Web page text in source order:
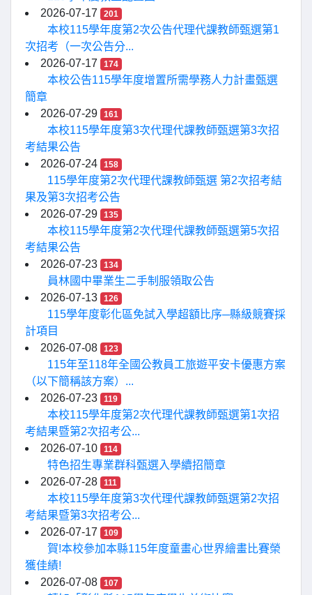
2026-07-17
201
本校115學年度第2次公告代理代課教師甄選第1
次招考（一次公告分...
2026-07-17
174
本校公告115學年度增置所需學務人力計畫甄選
簡章
2026-07-29
161
本校115學年度第3次代理代課教師甄選第3次招
考結果公告
2026-07-24
158
115學年度第2次代理代課教師甄選 第2次招考結
果及第3次招考公告
2026-07-29
135
本校115學年度第2次代理代課教師甄選第5次招
考結果公告
2026-07-23
134
員林國中畢業生二手制服領取公告
2026-07-13
126
115學年度彰化區免試入學超額比序─縣級競賽採
計項目
2026-07-08
123
115年至118年全國公教員工旅遊平安卡優惠方案
（以下簡稱該方案）...
2026-07-23
119
本校115學年度第2次代理代課教師甄選第1次招
考結果暨第2次招考公...
2026-07-10
114
特色招生專業群科甄選入學續招簡章
2026-07-28
111
本校115學年度第3次代理代課教師甄選第2次招
考結果暨第3次招考公...
2026-07-17
109
賀!本校參加本縣115年度童畫心世界繪畫比賽榮
獲佳績!
2026-07-08
107